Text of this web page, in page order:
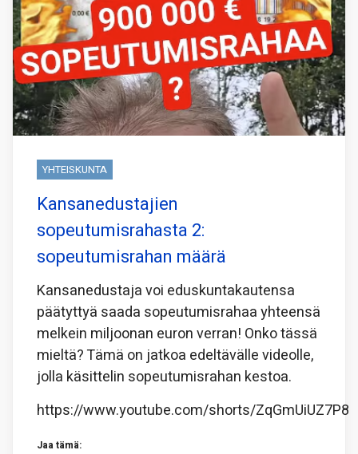
YHTEISKUNTA
Kansanedustajien
sopeutumisrahasta 2:
sopeutumisrahan määrä
Kansanedustaja voi eduskuntakautensa
päätyttyä saada sopeutumisrahaa yhteensä
melkein miljoonan euron verran! Onko tässä
mieltä? Tämä on jatkoa edeltävälle videolle,
jolla käsittelin sopeutumisrahan kestoa.
https://www.youtube.com/shorts/ZqGmUiUZ7P8
Jaa tämä: